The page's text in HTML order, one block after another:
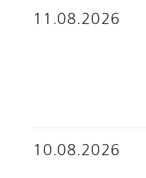
11.08.2026
10.08.2026